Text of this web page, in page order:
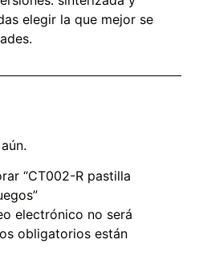
elegir la que mejor se
“CT002-R pastilla
electrónico no será
obligatorios están